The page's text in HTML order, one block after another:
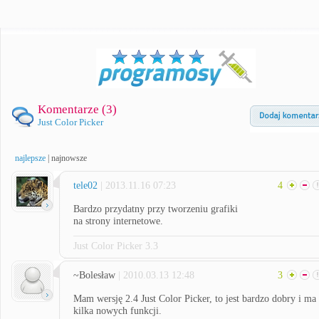
Komentarze (3)
Just Color Picker
najlepsze najnowsze
tele02 | 2013.11.16 07:23 4
Bardzo przydatny przy tworzeniu grafiki
na strony internetowe.
Just Color Picker 3.3
~Bolesław | 2010.03.13 12:48 3
Mam wersję 2.4 Just Color Picker, to jest bardzo dobry i ma
kilka nowych funkcji.